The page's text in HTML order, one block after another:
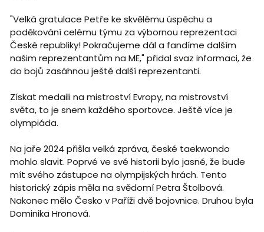
"Velká gratulace Petře ke skvělému úspěchu a
poděkování celému týmu za výbornou reprezentaci
České republiky! Pokračujeme dál a fandíme dalším
našim reprezentantům na ME," přidal svaz informaci, že
do bojů zasáhnou ještě další reprezentanti.
Získat medaili na mistroství Evropy, na mistrovství
světa, to je snem každého sportovce. Ještě více je
olympiáda.
Na jaře 2024 přišla velká zpráva, české taekwondo
mohlo slavit. Poprvé ve své historii bylo jasné, že bude
mít svého zástupce na olympijských hrách. Tento
historický zápis měla na svědomí Petra Štolbová.
Nakonec mělo Česko v Paříži dvě bojovnice. Druhou byla
Dominika Hronová.